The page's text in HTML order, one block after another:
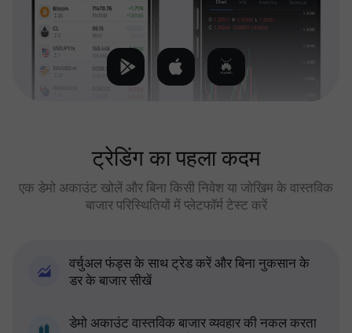
ट्रेडिंग का पहला कदम
एक डेमो अकाउंट खोलें और बिना किसी निवेश या जोखिम के वास्तविक
बाजार परिस्थितियों में प्लेटफॉर्म टेस्ट करें
वर्चुअल फंड्स के साथ ट्रेड करें और बिना नुकसान के
डर के बाजार सीखें
डेमो अकाउंट वास्तविक बाजार व्यवहार की नकल करता